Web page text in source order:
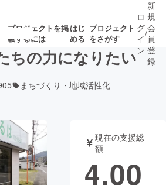
プロジェクトを掲
載するには
はじ
める
プロジェクト
をさがす
ロ
グ
イ
ン
/
新
規
会
員
登
録
ちの力になりたい
まちづくり・地域活性化
現在の支援総
額
4,00